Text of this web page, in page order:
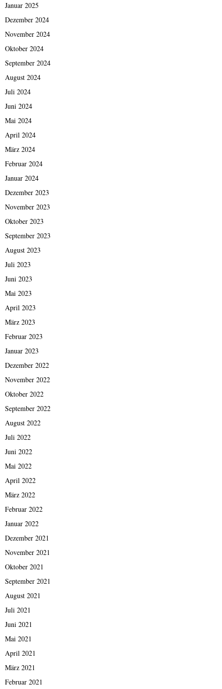
Januar 2025
Dezember 2024
November 2024
Oktober 2024
September 2024
August 2024
Juli 2024
Juni 2024
Mai 2024
April 2024
März 2024
Februar 2024
Januar 2024
Dezember 2023
November 2023
Oktober 2023
September 2023
August 2023
Juli 2023
Juni 2023
Mai 2023
April 2023
März 2023
Februar 2023
Januar 2023
Dezember 2022
November 2022
Oktober 2022
September 2022
August 2022
Juli 2022
Juni 2022
Mai 2022
April 2022
März 2022
Februar 2022
Januar 2022
Dezember 2021
November 2021
Oktober 2021
September 2021
August 2021
Juli 2021
Juni 2021
Mai 2021
April 2021
März 2021
Februar 2021